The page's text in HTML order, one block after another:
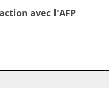
avec l'AFP